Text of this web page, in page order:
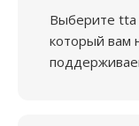
Выберите tta
который вам